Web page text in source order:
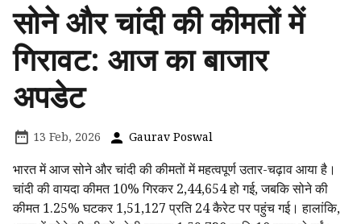
सोने और चांदी की कीमतों में
गिरावट: आज का बाजार
अपडेट
13 Feb, 2026 Gaurav Poswal
भारत में आज सोने और चांदी की कीमतों में महत्वपूर्ण उतार-चढ़ाव आया है।
चांदी की वायदा कीमत 10% गिरकर ₹2,44,654 हो गई, जबकि सोने की
कीमत 1.25% घटकर ₹1,51,127 प्रति 24 कैरेट पर पहुंच गई। हालांकि,